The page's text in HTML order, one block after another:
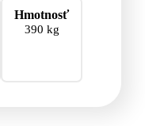
Hmotnosť
390 kg